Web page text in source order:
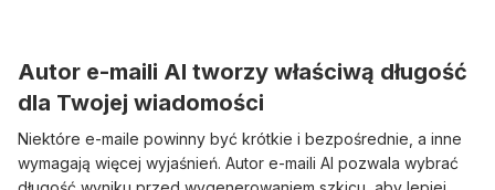
Autor e-maili AI tworzy właściwą długość
dla Twojej wiadomości
Niektóre e-maile powinny być krótkie i bezpośrednie, a inne
wymagają więcej wyjaśnień. Autor e-maili AI pozwala wybrać